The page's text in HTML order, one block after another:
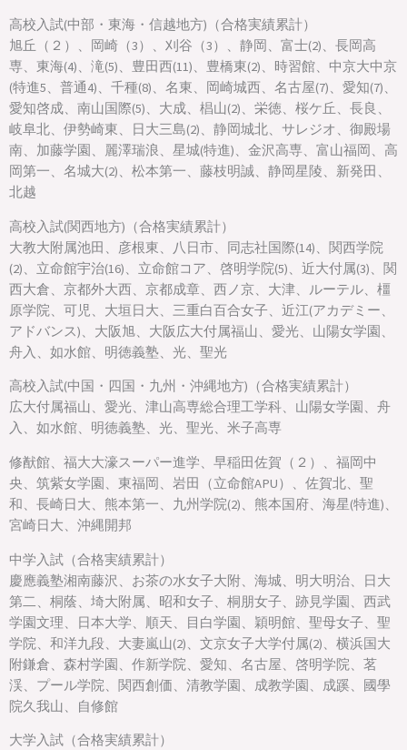
高校入試(中部・東海・信越地方)（合格実績累計）
旭丘（２）、岡崎（3）、刈谷（3）、静岡、富士(2)、長岡高
専、東海(4)、滝(5)、豊田西(11)、豊橋東(2)、時習館、中京大中京
(特進5、普通4)、千種(8)、名東、岡崎城西、名古屋(7)、愛知(7)、
愛知啓成、南山国際(5)、大成、椙山(2)、栄徳、桜ケ丘、長良、
岐阜北、伊勢崎東、日大三島(2)、静岡城北、サレジオ、御殿場
南、加藤学園、麗澤瑞浪、星城(特進)、金沢高専、富山福岡、高
岡第一、名城大(2)、松本第一、藤枝明誠、静岡星陵、新発田、
北越
高校入試(関西地方)（合格実績累計）
大教大附属池田、彦根東、八日市、同志社国際(14)、関西学院
(2)、立命館宇治(16)、立命館コア、啓明学院(5)、近大付属(3)、関
西大倉、京都外大西、京都成章、西ノ京、大津、ルーテル、橿
原学院、可児、大垣日大、三重白百合女子、近江(アカデミー、
アドバンス)、大阪旭、大阪広大付属福山、愛光、山陽女学園、
舟入、如水館、明徳義塾、光、聖光
高校入試(中国・四国・九州・沖縄地方)（合格実績累計）
広大付属福山、愛光、津山高専総合理工学科、山陽女学園、舟
入、如水館、明徳義塾、光、聖光、米子高専
修猷館、福大大濠スーパー進学、早稲田佐賀（２）、福岡中
央、筑紫女学園、東福岡、岩田（立命館APU）、佐賀北、聖
和、長崎日大、熊本第一、九州学院(2)、熊本国府、海星(特進)、
宮崎日大、沖縄開邦
中学入試（合格実績累計）
慶應義塾湘南藤沢、お茶の水女子大附、海城、明大明治、日大
第二、桐蔭、埼大附属、昭和女子、桐朋女子、跡見学園、西武
学園文理、日本大学、順天、目白学園、穎明館、聖母女子、聖
学院、和洋九段、大妻嵐山(2)、文京女子大学付属(2)、横浜国大
附鎌倉、森村学園、作新学院、愛知、名古屋、啓明学院、茗
渓、プール学院、関西創価、清教学園、成教学園、成蹊、國學
院久我山、自修館
大学入試（合格実績累計）